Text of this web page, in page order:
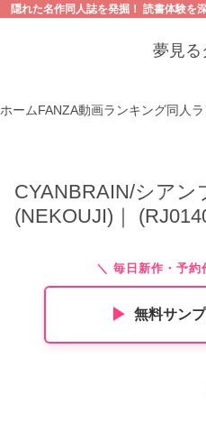
隠れた名作同人誌を発掘！ 読書体験を
夢見る
ホームFANZA動画ランキング同人
CYANBRAIN/シアン
(NEKOUJI)｜
＼ 毎日新作・予約
▶︎ 無料サン